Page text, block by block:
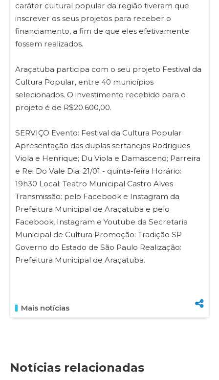
caráter cultural popular da região tiveram que
inscrever os seus projetos para receber o
financiamento, a fim de que eles efetivamente
fossem realizados.
Araçatuba participa com o seu projeto Festival da
Cultura Popular, entre 40 municípios
selecionados. O investimento recebido para o
projeto é de R$20.600,00.
SERVIÇO Evento: Festival da Cultura Popular
Apresentação das duplas sertanejas Rodrigues
Viola e Henrique; Du Viola e Damasceno; Parreira
e Rei Do Vale Dia: 21/01 - quinta-feira Horário:
19h30 Local: Teatro Municipal Castro Alves
Transmissão: pelo Facebook e Instagram da
Prefeitura Municipal de Araçatuba e pelo
Facebook, Instagram e Youtube da Secretaria
Municipal de Cultura Promoção: Tradição SP –
Governo do Estado de São Paulo Realização:
Prefeitura Municipal de Araçatuba.
Mais notícias
Notícias relacionadas